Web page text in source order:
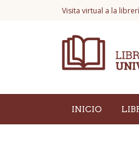
Visita virtual a la
INICIO